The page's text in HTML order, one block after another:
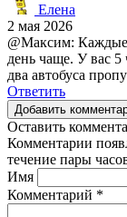
Елена
2 мая 2026
@Максим: Каждые
день чаще. У вас 5
два автобуса
Ответить
Добавить
Оставить
Комментарии
течение пары
Имя
Комментарий *